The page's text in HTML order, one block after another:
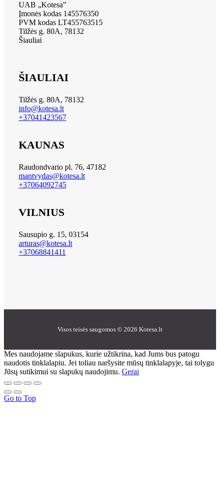
UAB „Kotesa”
Įmonės kodas 145576350
PVM kodas LT455763515
Tilžės g. 80A, 78132
Šiauliai
ŠIAULIAI
Tilžės g. 80A, 78132
info@kotesa.lt
+37041423567
KAUNAS
Raudondvario pl. 76, 47182
mantvydas@kotesa.lt
+37064092745
VILNIUS
Sausupio g. 15, 03154
arturas@kotesa.lt
+37068841411
Visos teisės saugomos © 2026 Kotesa.lt
Mes naudojame slapukus, kurie užtikrina, kad Jums bus patogu
naudotis tinklalapiu. Jei toliau naršysite mūsų tinklalapyje, tai tolygu
Jūsų sutikimui su slapukų naudojimu. Gerai
Go to Top